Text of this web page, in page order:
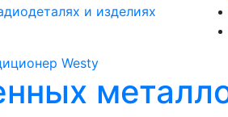
и изделиях
Westy